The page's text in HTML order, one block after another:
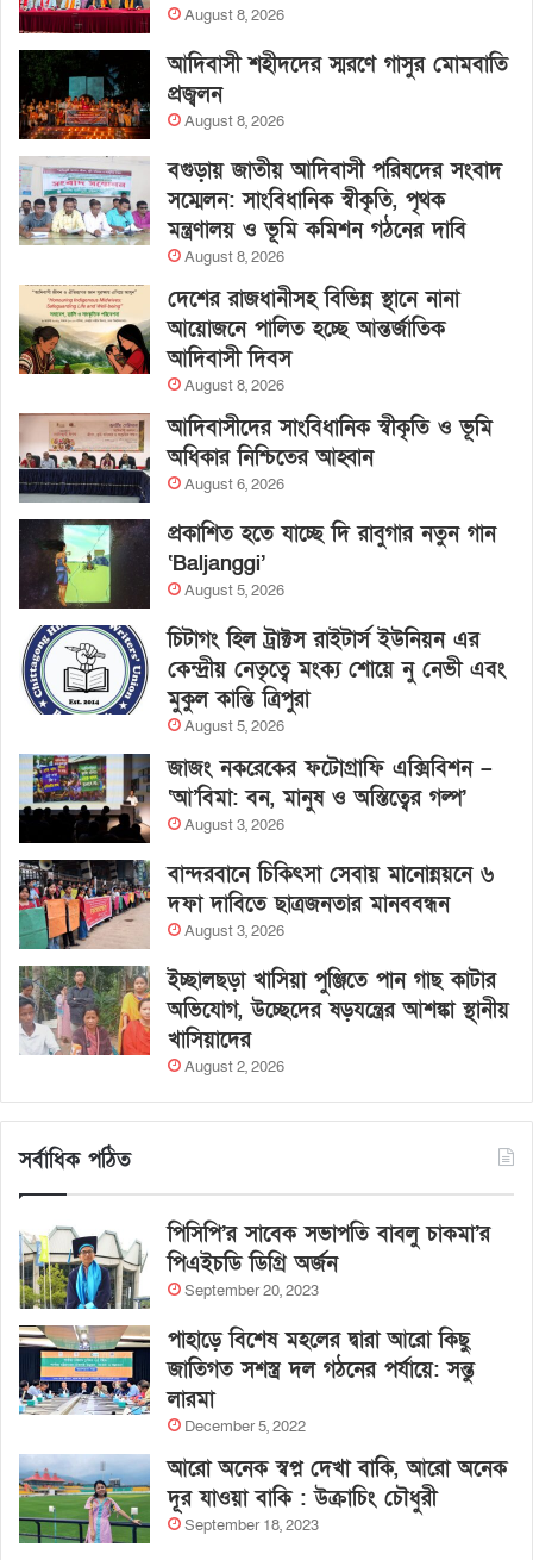
August 8, 2026
আদিবাসী শহীদদের স্মরণে গাসুর মোমবাতি
প্রজ্বলন
August 8, 2026
বগুড়ায় জাতীয় আদিবাসী পরিষদের সংবাদ
সম্মেলন: সাংবিধানিক স্বীকৃতি, পৃথক
মন্ত্রণালয় ও ভূমি কমিশন গঠনের দাবি
August 8, 2026
দেশের রাজধানীসহ বিভিন্ন স্থানে নানা
আয়োজনে পালিত হচ্ছে আন্তর্জাতিক
আদিবাসী দিবস
August 8, 2026
আদিবাসীদের সাংবিধানিক স্বীকৃতি ও ভূমি
অধিকার নিশ্চিতের আহ্বান
August 6, 2026
প্রকাশিত হতে যাচ্ছে দি রাবুগার নতুন গান
‘Baljanggi’
August 5, 2026
চিটাগং হিল ট্রাক্টস রাইটার্স ইউনিয়ন এর
কেন্দ্রীয় নেতৃত্বে মংক্য শোয়ে নু নেভী এবং
মুকুল কান্তি ত্রিপুরা
August 5, 2026
জাজং নকরেকের ফটোগ্রাফি এক্সিবিশন –
‘আ’বিমা: বন, মানুষ ও অস্তিত্বের গল্প’
August 3, 2026
বান্দরবানে চিকিৎসা সেবায় মানোন্নয়নে ৬
দফা দাবিতে ছাত্রজনতার মানববন্ধন
August 3, 2026
ইচ্ছালছড়া খাসিয়া পুঞ্জিতে পান গাছ কাটার
অভিযোগ, উচ্ছেদের ষড়যন্ত্রের আশঙ্কা স্থানীয়
খাসিয়াদের
August 2, 2026
সর্বাধিক পঠিত
পিসিপি’র সাবেক সভাপতি বাবলু চাকমা’র
পিএইচডি ডিগ্রি অর্জন
September 20, 2023
পাহাড়ে বিশেষ মহলের দ্বারা আরো কিছু
জাতিগত সশস্ত্র দল গঠনের পর্যায়ে: সন্তু
লারমা
December 5, 2022
আরো অনেক স্বপ্ন দেখা বাকি, আরো অনেক
দূর যাওয়া বাকি : উক্রাচিং চৌধুরী
September 18, 2023